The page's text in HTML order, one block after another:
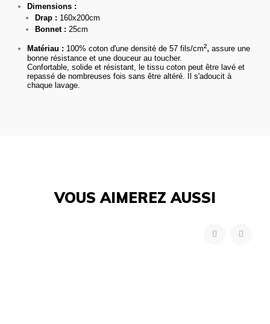
Dimensions :
Drap : 160x200cm
Bonnet : 25cm
Matériau : 100% coton d'une densité de 57 fils/cm², assure une
bonne résistance et une douceur au toucher.
Confortable, solide et résistant, le tissu coton peut être lavé et
repassé de nombreuses fois sans être altéré. Il s'adoucit à
chaque lavage.
VOUS AIMEREZ AUSSI